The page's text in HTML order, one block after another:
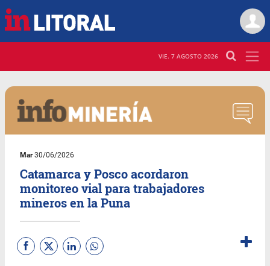
VIE. 7 AGOSTO 2026
Mar30/06/2026
Catamarca y Posco acordaron
monitoreo vial para trabajadores
mineros en la Puna